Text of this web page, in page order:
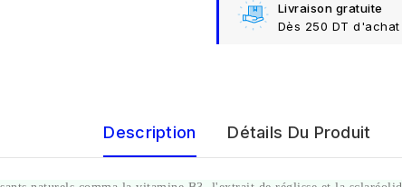
Livraison gratuite
Dès 250 DT d'achat
Description Détails Du Produit